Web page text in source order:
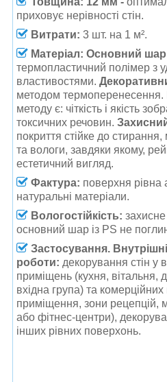
приховує нерівності стін.
Витрати: 3 шт. на 1 м².
Матеріал: Основний
термопластичний полімер з
властивостями.
методом термоперенесення.
методу є: чіткість і якість
токсичних речовин.
покриття стійке до
та вологи, завдяки якому,
естетичний вигляд.
Фактура: поверхня рівна
натуральні матеріали.
Вологостійкість:
основний шар із PS не
Застосування.
роботи: декорування стін у
приміщень (кухня, вітальня,
вхідна група) та
приміщення, зони рецепцій,
або фітнес-центри),
інших рівних поверхонь.